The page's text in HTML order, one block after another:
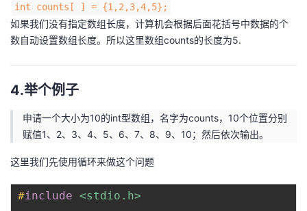
int counts[ ] = {1,2,3,4,5};
如果我们没有指定数组长度，计算机会根据后面花括号中数据的个
数自动设置数组长度。所以这里数组counts的长度为5.
4.举个例子
申请一个大小为10的int型数组，名字为counts，10个位置分别
赋值1、2、3、4、5、6、7、8、9、10；然后依次输出。
这里我们先使用循环来做这个问题
#include <stdio.h>